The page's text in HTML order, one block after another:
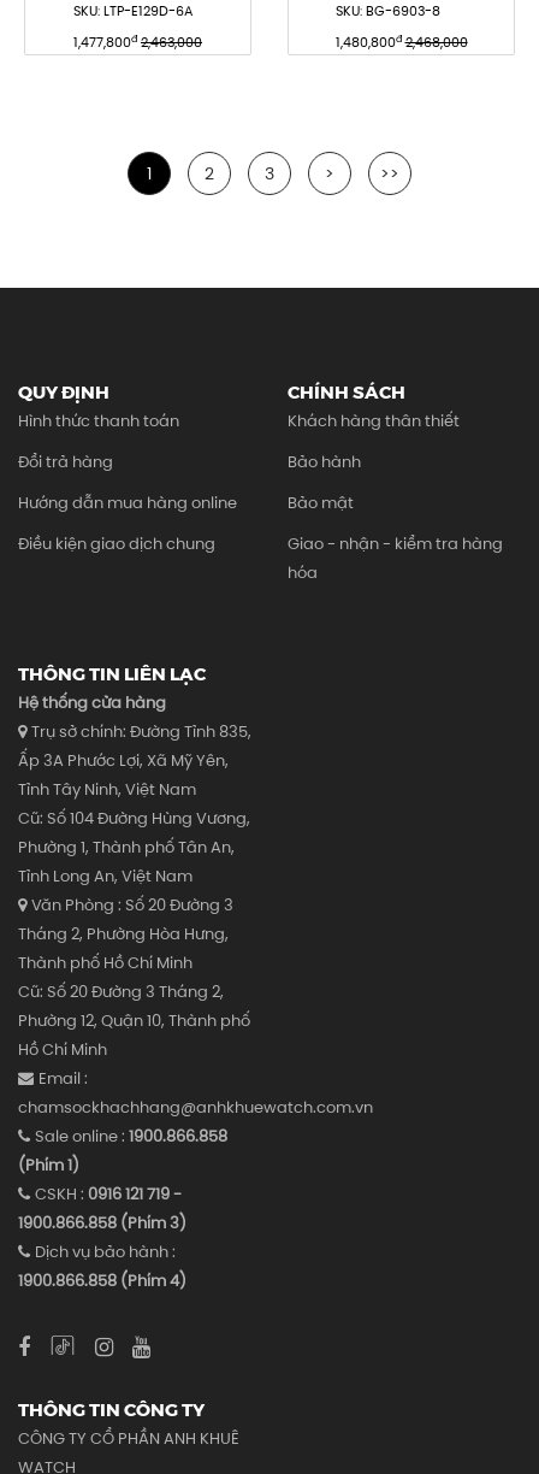
SKU:LTP-E129D-6A
1,477,800đ 2,463,000
SKU:BG-6903-8
1,480,800đ 2,468,000
1 2 3 > >>
QUY ĐỊNH
Hình thức thanh toán
Đổi trả hàng
Hướng dẫn mua hàng online
Điều kiện giao dịch chung
CHÍNH SÁCH
Khách hàng thân thiết
Bảo hành
Bảo mật
Giao - nhận - kiểm tra hàng
hóa
THÔNG TIN LIÊN LẠC
Hệ thống cửa hàng
Trụ sở chính: Đường Tỉnh 835,
Ấp 3A Phước Lợi, Xã Mỹ Yên,
Tỉnh Tây Ninh, Việt Nam
Cũ: Số 104 Đường Hùng Vương,
Phường 1, Thành phố Tân An,
Tỉnh Long An, Việt Nam
Văn Phòng : Số 20 Đường 3
Tháng 2, Phường Hòa Hưng,
Thành phố Hồ Chí Minh
Cũ: Số 20 Đường 3 Tháng 2,
Phường 12, Quận 10, Thành phố
Hồ Chí Minh
Email :
chamsockhachhang@anhkhuewatch.com.vn
Sale online : 1900.866.858
(Phím 1)
CSKH : 0916 121 719 -
1900.866.858 (Phím 3)
Dịch vụ bảo hành :
1900.866.858 (Phím 4)
THÔNG TIN CÔNG TY
CÔNG TY CỔ PHẦN ANH KHUÊ
WATCH